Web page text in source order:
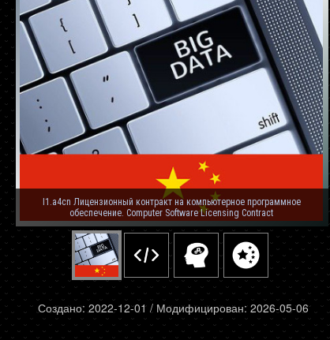
I1.a4cn Лицензионный контракт на компьютерное программное
обеспечение. Computer Software Licensing Contract
Создано: 2022-12-01 / Модифицирован: 2026-05-06